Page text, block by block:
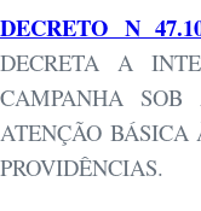
DECRETO N
DECRETA A
CAMPANHA
ATENÇÃO BÁSICA
PROVIDÊNCIAS.